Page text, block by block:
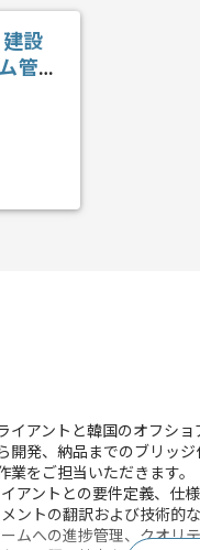
設
管理
イアントと韓国のオフシ
開発、納品までのブリッ
業をご担当いただきます。
アントとの要件定義、仕
ントの翻訳および技術的
ムへの進捗管理、クオリ